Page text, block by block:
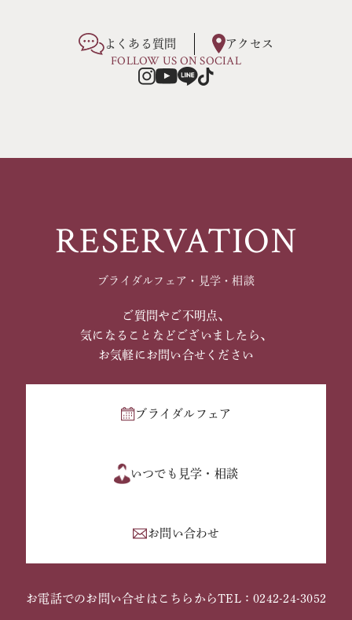
よくある質問 アクセス
FOLLOW US ON SOCIAL
RESERVATION
ブライダルフェア・見学・相談
ご質問やご不明点、
気になることなどございましたら、
お気軽にお問い合せください
ブライダルフェア
いつでも見学・相談
お問い合わせ
お電話でのお問い合せはこちらからTEL：0242-24-3052